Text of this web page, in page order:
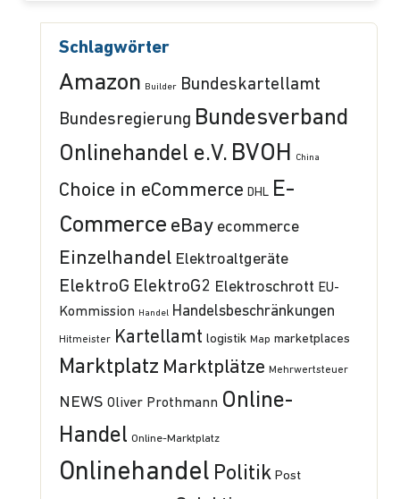
Schlagwörter
Amazon Builder
Bundeskartellamt
Bundesregierung Bundesverband
Onlinehandel e.V. BVOH China
Choice in eCommerce DHL E-
Commerce eBay ecommerce
Einzelhandel Elektroaltgeräte
ElektroG ElektroG2 Elektroschrott EU-
Kommission
Handel Handelsbeschränkungen
Hitmeister Kartellamt logistik Map marketplaces
Marktplatz Marktplätze Mehrwertsteuer
NEWS Oliver Prothmann Online-
Handel Online-Marktplatz
Onlinehandel Politik Post